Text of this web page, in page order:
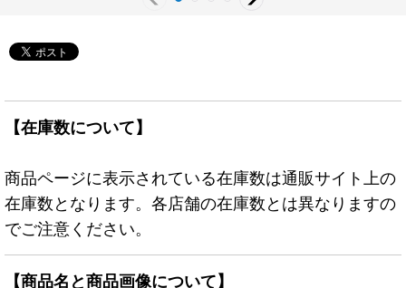
【在庫数について】
商品ページに表示されている在庫数は通販サイト上の
在庫数となります。各店舗の在庫数とは異なりますの
でご注意ください。
【商品名と商品画像について】